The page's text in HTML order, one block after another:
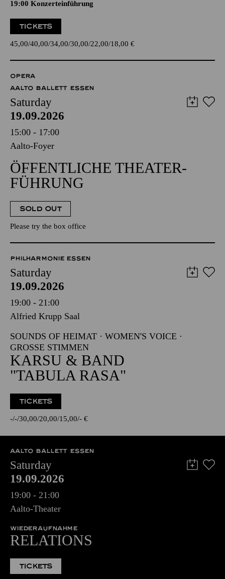
19:00 Konzerteinführung
TICKETS
45,00 40,00 34,00 30,00 22,00 18,00 €
OPERA
AALTO BALLETT ESSEN
Saturday
19.09.2026
15:00 - 17:00
Aalto-Foyer
ÖFFENTLICHE THEATER­
FÜHRUNG
SOLD OUT
Please try the box office
PHILHARMONIE ESSEN
Saturday
19.09.2026
19:00 - 21:00
Alfried Krupp Saal
SOUNDS OF HEIMAT · WOMEN'S VOICE ·
GROSSE STIMMEN
KARSU & BAND
"TABULA RASA"
TICKETS
- - 30,00 20,00 15,00 - €
AALTO BALLETT ESSEN
Saturday
19.09.2026
19:00 - 21:00
Aalto-Theater
WIEDERAUFNAHME
RELATIONS
TICKETS